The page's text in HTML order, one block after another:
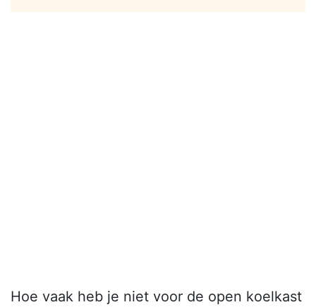
Hoe vaak heb je niet voor de open koelkast